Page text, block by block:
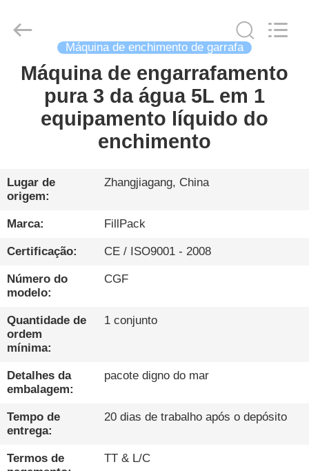
CASA
PRODUTOS
NÓS
EXCURSÃO
DA
FÁBRICA
CONTROLE
DA
CONTACTE-
NOS
PACK
Machinery
Reserved.
Máquina de enchimento de garrafa
Máquina de engarrafamento
pura 3 da água 5L em 1
equipamento líquido do
enchimento
Lugar de
origem:
Zhangjiagang, China
Marca: FillPack
Certificação: CE / ISO9001 - 2008
Número do
modelo:
CGF
Quantidade de
ordem
mínima:
1 conjunto
Detalhes da
embalagem:
pacote digno do mar
Tempo de
entrega:
20 dias de trabalho após o depósito
Termos de
TT & L/C